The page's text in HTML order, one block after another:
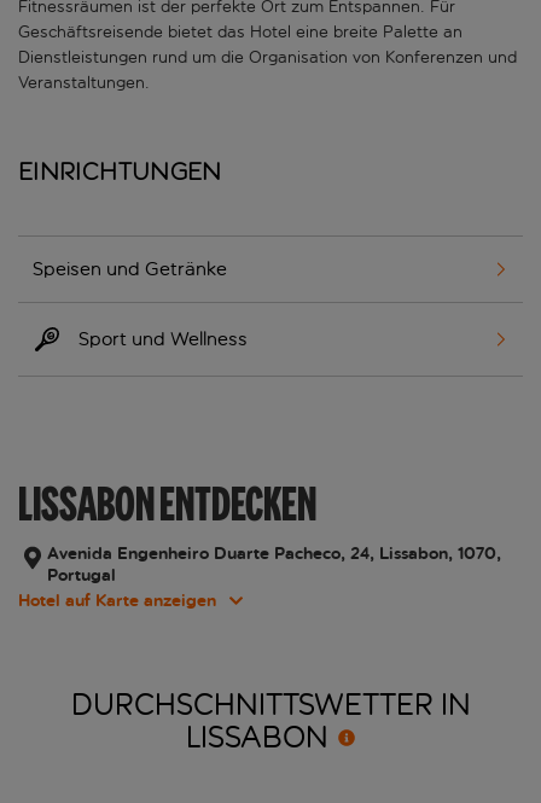
Fitnessräumen ist der perfekte Ort zum Entspannen. Für
Geschäftsreisende bietet das Hotel eine breite Palette an
Dienstleistungen rund um die Organisation von Konferenzen und
Veranstaltungen.
Einrichtungen
Speisen und Getränke
Sport und Wellness
LISSABON ENTDECKEN
Avenida Engenheiro Duarte Pacheco, 24, Lissabon, 1070,
Portugal
Hotel auf Karte anzeigen
DURCHSCHNITTSWETTER IN
LISSABON